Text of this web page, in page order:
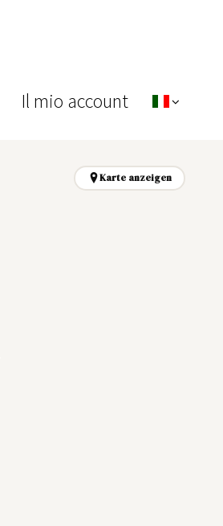
Il mio account
Karte anzeigen